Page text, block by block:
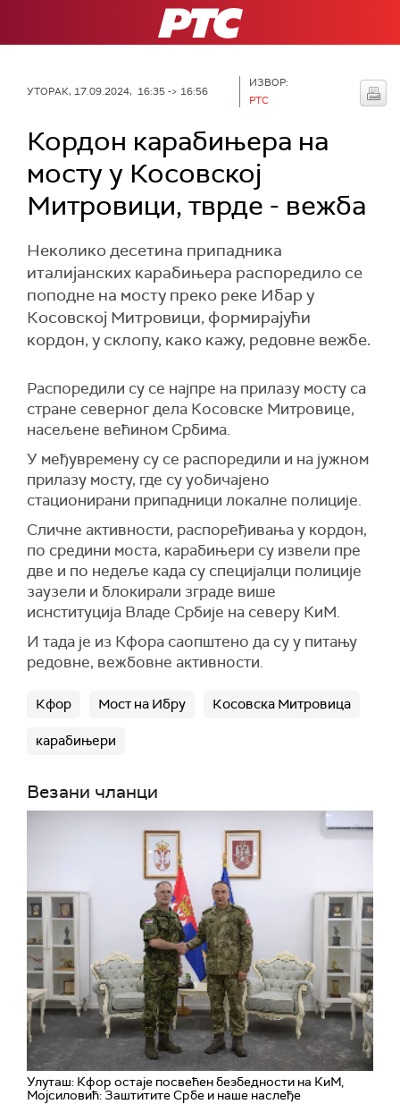
РТС
УТОРАК, 17.09.2024, 16:35 -> 16:56
ИЗВОР:
РТС
Кордон карабињера на
мосту у Косовској
Митровици, тврде - вежба
Неколико десетина припадника
италијанских карабињера распоредило се
поподне на мосту преко реке Ибар у
Косовској Митровици, формирајући
кордон, у склопу, како кажу, редовне вежбе.
Распоредили су се најпре на прилазу мосту са
стране северног дела Косовске Митровице,
насељене већином Србима.
У међувремену су се распоредили и на јужном
прилазу мосту, где су уобичајено
стационирани припадници локалне полиције.
Сличне активности, распоређивања у кордон,
по средини моста, карабињери су извели пре
две и по недеље када су специјалци полиције
заузели и блокирали зграде више
иснституција Владе Србије на северу КиМ.
И тада је из Кфора саопштено да су у питању
редовне, вежбовне активности.
Кфор Мост на Ибру Косовска Митровица
карабињери
Везани чланци
Улуташ: Кфор остаје посвећен безбедности на КиМ,
Мојсиловић: Заштитите Србе и наше наслеђе